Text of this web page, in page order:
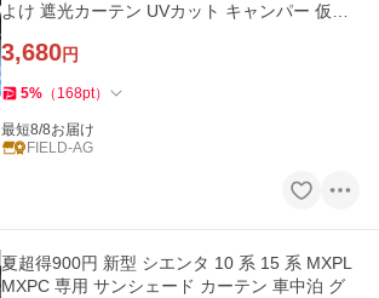
よけ 遮光カーテン UVカット キャンパー 仮眠
3,680円
5% （ 168pt）
最短8/8お届け
FIELD-AG
夏超得900円 新型 シエンタ 10 系 15 系 MXPL
MXPC 専用 サンシェード カーテン 車中泊 グ